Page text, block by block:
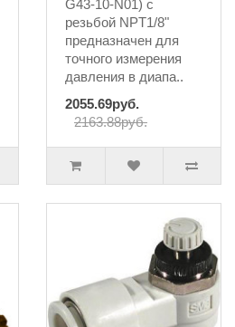
G43-10-N01) с
резьбой NPT1/8"
предназначен для
точного измерения
давления в диапа..
2055.69руб.
2163.88руб.